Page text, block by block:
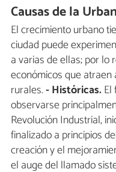
Causas de la
El crecimiento urbano
ciudad puede
a varias de ellas; por lo
económicos que
rurales.- Históricas.
observarse
Revolución Industrial,
finalizado a principios
creación y el
el auge del llamado